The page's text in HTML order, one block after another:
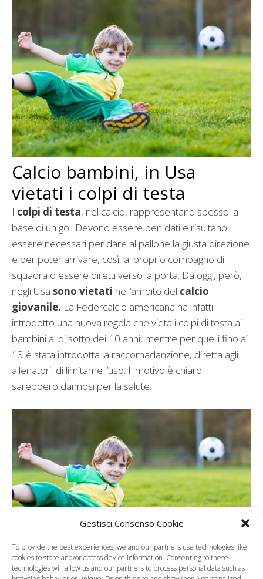
Gestisci Consenso Cookie
To provide the best experiences, we and our partners use technologies like
cookies to store and/or access device information. Consenting to these
technologies will allow us and our partners to process personal data such as
Calcio bambini, in Usa
vietati i colpi di testa
I colpi di testa, nel calcio, rappresentano spesso la
base di un gol. Devono essere ben dati e risultano
essere necessari per dare al pallone la giusta direzione
e per poter arrivare, così, al proprio compagno di
squadra o essere diretti verso la porta. Da oggi, però,
negli Usa sono vietati nell’ambito del calcio
giovanile. La Federcalcio americana ha infatti
introdotto una nuova regola che vieta i colpi di testa ai
bambini al di sotto dei 10 anni, mentre per quelli fino ai
13 è stata introdotta la raccomadanzione, diretta agli
allenatori, di limitarne l’uso. Il motivo è chiaro,
sarebbero dannosi per la salute.
Categorie